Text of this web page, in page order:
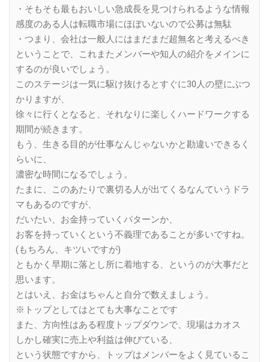
・そもそも最もおいしい急成長を見つけられるような情報
感度のある人は転職市場にほぼいないので公募は無駄
・つまり、会社は一般人にはまだまだ超無名と考えるべき
ということで、これまたメンバーや知人の紹介をメインに
するのが良いでしょう。
このステージは一気に駆け抜けるとすぐに30人の壁にぶつ
かりますが、
徐々に行くとなると、それなりに楽しくハードワークする
期間が続きます。
もう、生きる目的が仕事なんじゃないかと勘違いできるく
らいに、
濃密な時間になるでしょう。
たまに、このあたりで裏切る人が出てくるなんていうドラ
マもあるのですが、
だいたい、お金持っていくパターンか、
お客を持っていくという不義理であることが多いですね。
(もちろん、キツいですが)
ともかく早期に落とし所に着地する、というのが大事だと
思います。
とはいえ、お金はちゃんと自分で数えましょう。
※トップとしてはとても大事なことです
また、方向性はある程度トップダウンで、現場はカオス
しかし確実に売上や利益は伸びている、
という状態ですから、トップはメンバーをよく見ているこ